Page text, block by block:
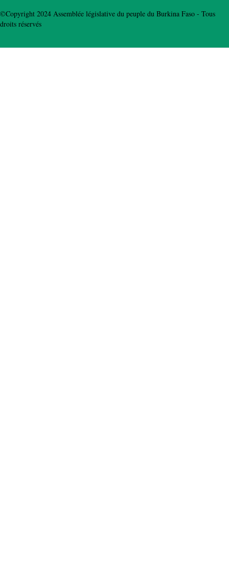
©Copyright 2024 Assemblée législative du peuple du Burkina Faso - Tous
droits réservés